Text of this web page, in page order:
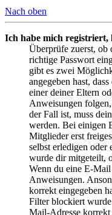
Nach oben
Ich habe mich registriert,
Überprüfe zuerst, ob
richtige Passwort
gibt es zwei
angegeben hast,
einer deiner Eltern
Anweisungen
der Fall ist, muss
werden. Bei einigen
Mitglieder erst
selbst erledigen
wurde dir mitgeteilt,
Wenn du eine E-Mail
Anweisungen.
korrekt eingegeben
Filter blockiert
Mail-Adresse